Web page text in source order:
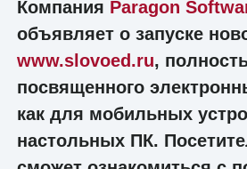
Компания Paragon
объявляет о запуске
www.slovoed.ru,
посвященного
как для мобильных
настольных ПК.